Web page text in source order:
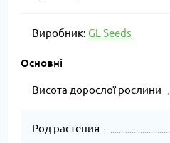
Виробник: GL Seeds
Основні
Висота дорослої рослини
Род растения -